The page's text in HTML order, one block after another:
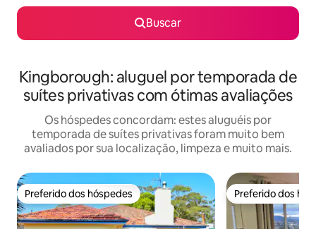
Buscar
Kingborough: aluguel por temporada de
suítes privativas com ótimas avaliações
Os hóspedes concordam: estes aluguéis por
temporada de suítes privativas foram muito bem
avaliados por sua localização, limpeza e muito mais.
Preferido dos hóspedes
Preferido dos hóspedes Preferido dos
Preferido dos